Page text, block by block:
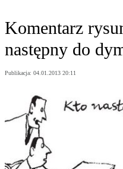
Komentarz
następny do
Publikacja: 04.01.2013 20:11